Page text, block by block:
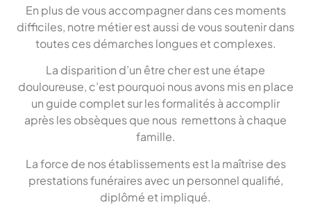
En plus de vous accompagner dans ces moments
difficiles, notre métier est aussi de vous soutenir dans
toutes ces démarches longues et complexes.
La disparition d’un être cher est une étape
douloureuse, c’est pourquoi nous avons mis en place
un guide complet sur les formalités à accomplir
après les obsèques que nous remettons à chaque
famille.
La force de nos établissements est la maîtrise des
prestations funéraires avec un personnel qualifié,
diplômé et impliqué.